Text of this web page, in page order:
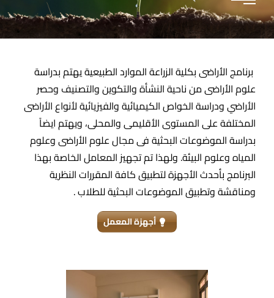
برنامج الأراضى بكلية الزراعة الموارد الطبيعية يهتم بدراسة
علوم الأراضى من ناحية النشأة والتكوين والتصنيف وحصر
الأراضي ودراسة الخواص الكيميائية والفيزيائية لأنواع الأراضى
المختلفة على المستوى الأقليمى والمحلى، ويهتم ايضاً
بدراسة الموضوعات البحثية فى مجال علوم الأراضى وعلوم
المياه وعلوم البيئة. ولهذا تم تجهيز المعامل الخاصة بهذا
البرنامج بأحدث الأجهزة لتطبيق كافة المقررات النظرية
ومناقشة وتطبيق الموضوعات البحثية للطلاب .
أجهزة المعمل